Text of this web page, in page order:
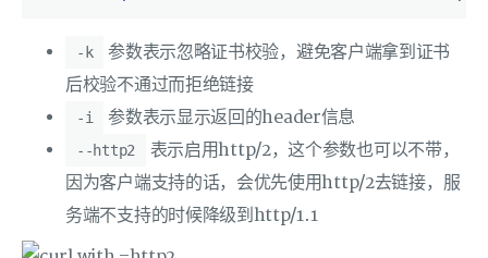
-k
参数表示忽略证书校验，避免客户端拿到证书
后校验不通过而拒绝链接
-i 参数表示显示返回的header信息
--http2
表示启用http/2，这个参数也可以不带，
因为客户端支持的话，会优先使用http/2去链接，服
务端不支持的时候降级到http/1.1